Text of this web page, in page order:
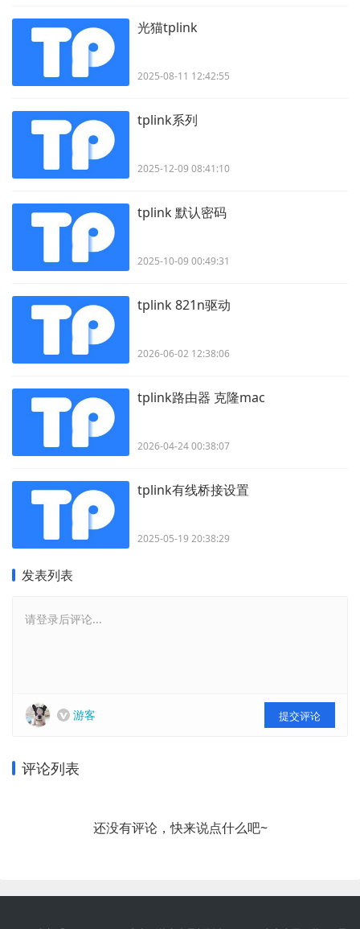
光猫tplink
2025-08-11 12:42:55
tplink系列
2025-12-09 08:41:10
tplink 默认密码
2025-10-09 00:49:31
tplink 821n驱动
2026-06-02 12:38:06
tplink路由器 克隆mac
2026-04-24 00:38:07
tplink有线桥接设置
2025-05-19 20:38:29
发表列表
请登录后评论...
游客 提交评论
评论列表
还没有评论，快来说点什么吧~